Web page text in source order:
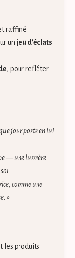
raffiné
un jeu d’éclats
, pour refléter
jour porte en lui
— une lumière
comme une
»
les produits